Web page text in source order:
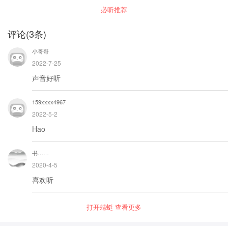
详细分析了：在国外会遇到的种种心理问题和应
对方法，如何面对排斥和歧视，如何减轻学业的
必听推荐
评论(3条)
小哥哥
2022-7-25
声音好听
159xxxx4967
2022-5-2
Hao
书……
2020-4-5
喜欢听
打开蜻蜓 查看更多